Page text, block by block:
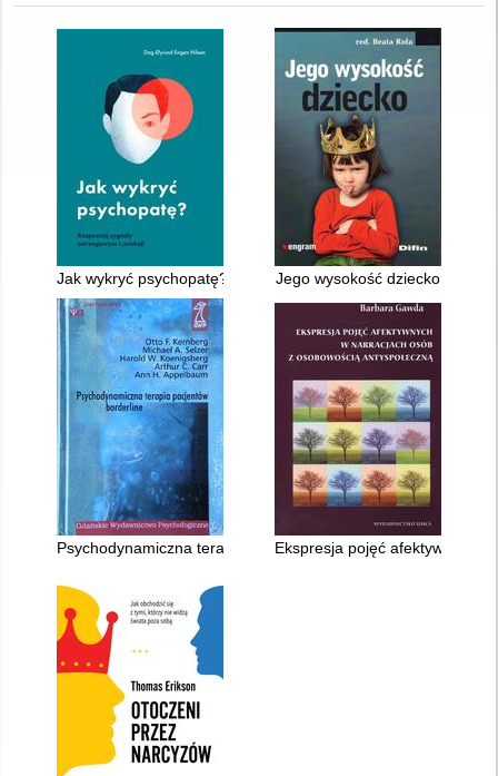
Jak wykryć psychopatę? : rozpoznaj sygnały ostrzegawcze i
Jego wysokość dziecko
Psychodynamiczna terapia pacjentów borderline
Ekspresja pojęć afektywnych